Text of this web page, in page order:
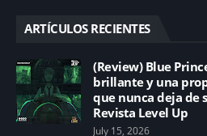
ARTÍCULOS RECIENTES
(Review) Blue
brillante y una
que nunca deja de
Revista Level Up
July 15, 2026